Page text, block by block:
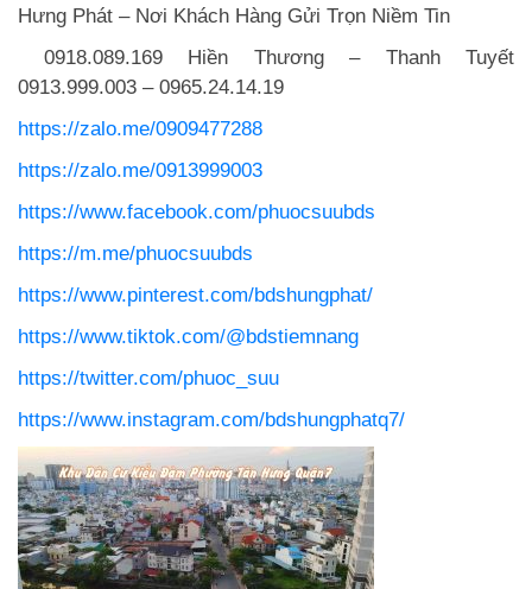
Hưng Phát – Nơi Khách Hàng Gửi Trọn Niềm Tin
0918.089.169 Hiền Thương – Thanh Tuyết
0913.999.003 – 0965.24.14.19
https://zalo.me/0909477288
https://zalo.me/0913999003
https://www.facebook.com/phuocsuubds
https://m.me/phuocsuubds
https://www.pinterest.com/bdshungphat/
https://www.tiktok.com/@bdstiemnang
https://twitter.com/phuoc_suu
https://www.instagram.com/bdshungphatq7/